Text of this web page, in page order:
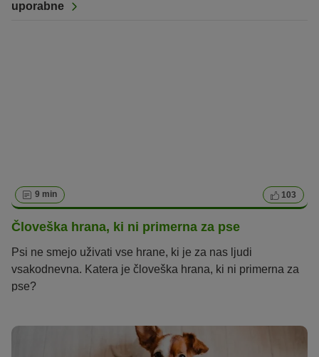
uporabne
9 min 103
Človeška hrana, ki ni primerna za pse
Psi ne smejo uživati vse hrane, ki je za nas ljudi
vsakodnevna. Katera je človeška hrana, ki ni primerna za
pse?